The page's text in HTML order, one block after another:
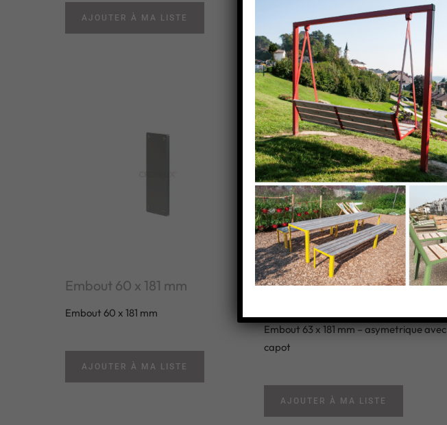
AJOUTER À MA LISTE AJOUTER À MA LISTE
Embout 60 x 181 mm
Embout 60 x 181 mm
AJOUTER À MA LISTE
Embout 63 x 181 mm –
Embout 63 x 181 mm – asymetrique avec
capot
AJOUTER À MA LISTE